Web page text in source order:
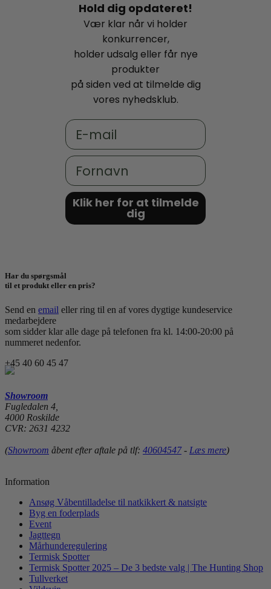
Hold dig opdateret!
Vær klar når vi holder
konkurrencer,
holder udsalg eller får nye
produkter
på siden ved at tilmelde dig
vores nyhedsklub.
Email
Fornavn
Klik her for at tilmelde
dig
Har du spørgsmål
til et produkt eller en pris?
Send en email eller ring til en af vores dygtige kundeservice
medarbejdere
som sidder klar alle dage på telefonen fra kl. 14:00-20:00 på
nummeret nedenfor.
+45 40 60 45 47
Showroom
Fugledalen 4,
4000 Roskilde
CVR: 2631 4232
(Showroom åbent efter aftale på tlf: 40604547- Læs mere)
Information
Ansøg Våbentilladelse til natkikkert & natsigte
Byg en foderplads
Event
Jagttegn
Mårhunderegulering
Termisk Spotter
Termisk Spotter 2025 – De 3 bedste valg | The Hunting Shop
Tullverket